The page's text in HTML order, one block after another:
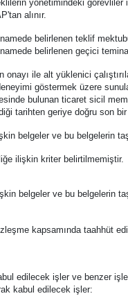
yönetimindeki görevliler
alınır.
belirlenen teklif
belirlenen geçici
onayı ile alt yüklenici
göstermek üzere
bulunan ticaret sicil
tarihten geriye doğru son
belgeler ve bu belgelerin
ilişkin kriter belirtilmemiştir.
belgeler ve bu belgelerin
kapsamında taahhüt
edilecek işler ve benzer
kabul edilecek işler: